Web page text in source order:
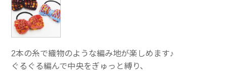
2本の糸で織物のような編み地が楽しめます♪
ぐるぐる編んで中央をぎゅっと縛り、